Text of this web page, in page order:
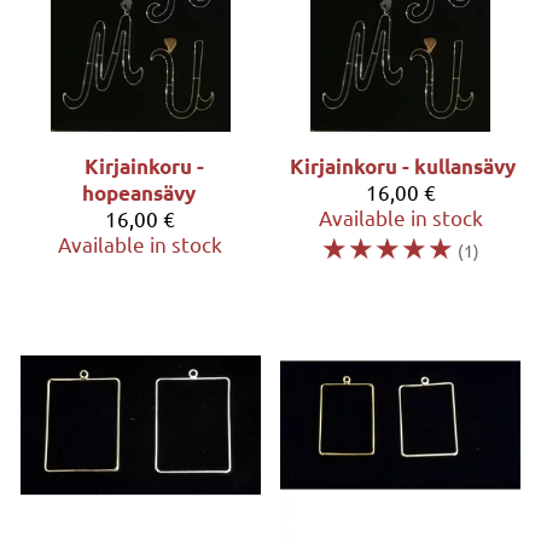
Kirjainkoru -
hopeansävy
16,00 €
Available in stock
Kirjainkoru - kullansävy
16,00 €
Available in stock
☆☆☆☆☆ (1)